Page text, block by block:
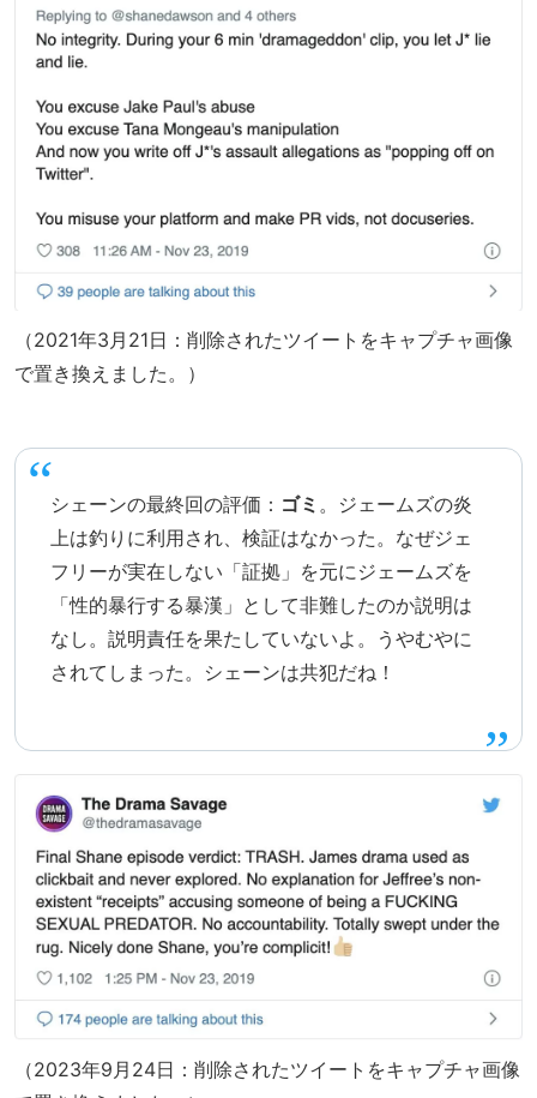
（2021年3月21日：削除されたツイートをキャプチャ画像
で置き換えました。）
シェーンの最終回の評価： ゴミ 。ジェームズの炎
上は釣りに利用され、検証はなかった。なぜジェ
フリーが実在しない「証拠」を元にジェームズを
「性的暴行する暴漢」として非難したのか説明は
なし。説明責任を果たしていないよ。うやむやに
されてしまった。シェーンは共犯だね！
（2023年9月24日：削除されたツイートをキャプチャ画像